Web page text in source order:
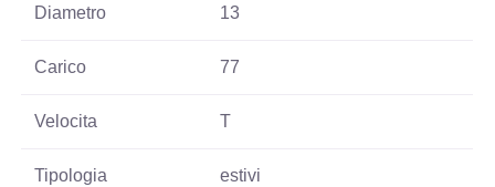
Diametro 13
Carico 77
Velocita T
Tipologia estivi